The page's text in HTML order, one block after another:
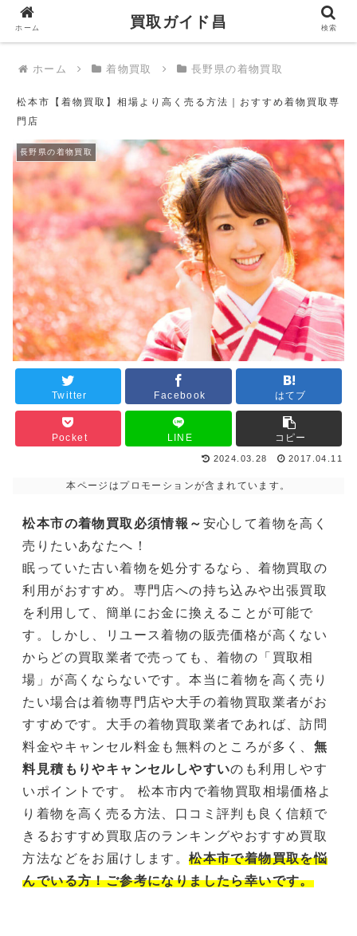
買取ガイド昌
ホーム 着物買取 長野県の着物買取
松本市【着物買取】相場より高く売る方法｜おすすめ着物買取専
門店
長野県の着物買取
Twitter Facebook はてブ
Pocket LINE コピー
2024.03.28 2017.04.11
本ページはプロモーションが含まれています。
松本市の着物買取必須情報～ 安心して着物を高く
売りたいあなたへ！
眠っていた古い着物を処分するなら、着物買取の
利用がおすすめ。専門店への持ち込みや出張買取
を利用して、簡単にお金に換えることが可能で
す。しかし、リユース着物の販売価格が高くない
からどの買取業者で売っても、着物の「買取相
場」が高くならないです。本当に着物を高く売り
たい場合は着物専門店や大手の着物買取業者がお
すすめです。大手の着物買取業者であれば、訪問
料金やキャンセル料金も無料のところが多く、 無
料見積もりやキャンセルしやすいのも利用しやす
いポイントです。 松本市内で着物買取相場価格よ
り着物を高く売る方法、口コミ評判も良く信頼で
きるおすすめ買取店のランキングやおすすめ買取
方法などをお届けします。松本市で着物買取を悩
んでいる方！ご参考になりましたら幸いです。
ホーム 買取ガイド昌 検索